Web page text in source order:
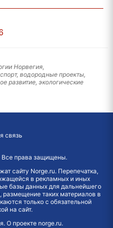
Норвегия,
водородные проекты,
развитие, экологические
связь
права защищены.
сайту Norge.ru. Перепечатка,
в рекламных и иных
базы данных для дальнейшего
размещение таких материалов в
только с обязательной
на сайт.
. О проекте norge.ru.